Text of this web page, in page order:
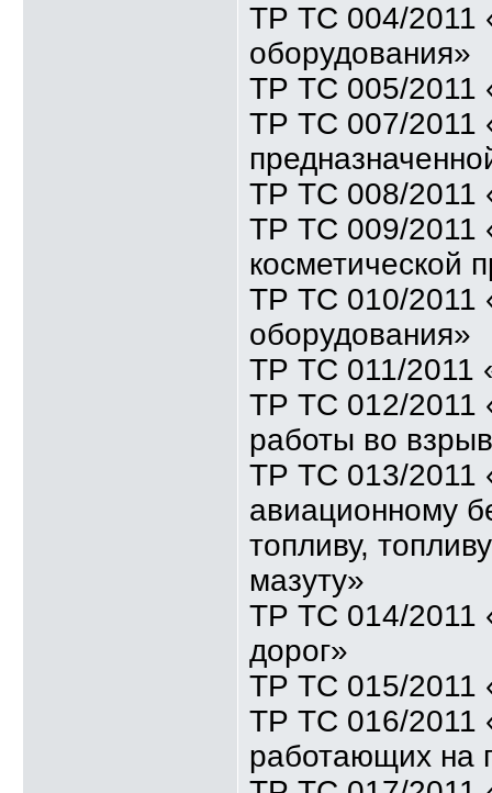
ТР ТС 004/2011
оборудования»
ТР ТС 005/2011
ТР ТС 007/2011
ТР ТС 008/2011
ТР ТС 009/2011
косметической
ТР ТС 010/2011
оборудования»
ТР ТС 011/2011
ТР ТС 012/2011
работы во
ТР ТС 013/2011
авиационному
топливу,
мазуту»
ТР ТС 014/2011
дорог»
ТР ТС 015/2011
ТР ТС 016/2011
работающих на